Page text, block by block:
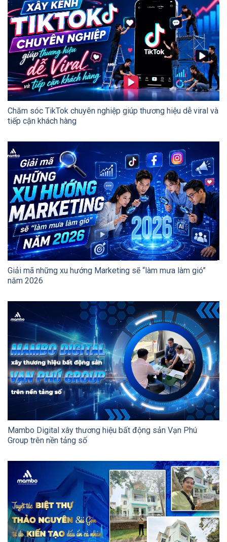
Chăm sóc TikTok chuyên nghiệp giúp thương hiệu dễ viral và
tiếp cận khách hàng
Giải mã những xu hướng Marketing sẽ “làm mưa làm gió”
năm 2026
Mambo Digital xây thương hiệu bất động sản Vạn Phú
Group trên nền tảng số